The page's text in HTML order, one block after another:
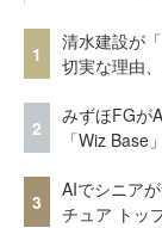
1
清水建設が
切実な理由
2
みずほFGが
「Wiz Base
3
AIでシニア
チュア トッ